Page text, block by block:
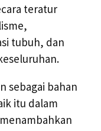
teratur
tubuh, dan
sebagai bahan
itu dalam